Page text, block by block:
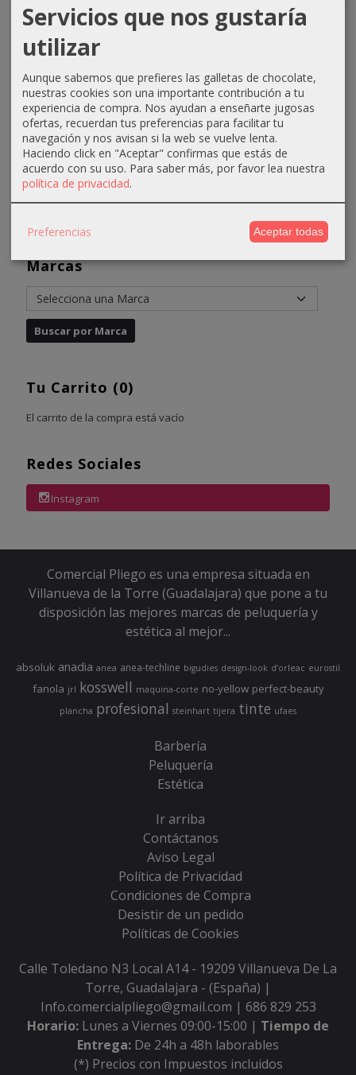
Marcas
Tu Carrito (0)
El carrito de la compra está vacío
Redes Sociales
Instagram
Peeling
ácido
Anadia
20,77 €
22,77 €
Deliner
negro...
3,95 €
4,95 €
Hidratante
50ml ...
12,87 €
14,87 €
Pantalla
50ml
Anadia
14,53 €
Comercial Pliego es una empresa situada en
Villanueva de la Torre (Guadalajara) que pone a tu
disposición las mejores marcas de peluquería y
estética al mejor...
absoluk anadia anea anea-techline bigudies design-look d’orleac eurostil
fanola jrl kosswell maquina-corte no-yellow perfect-beauty
plancha profesional steinhart tijera tinte ufaes
Barbería
Peluquería
Estética
Ir arriba
Contáctanos
Aviso Legal
Política de Privacidad
Condiciones de Compra
Desistir de un pedido
Políticas de Cookies
Calle Toledano N3 Local A14 - 19209 Villanueva De La
Torre, Guadalajara - (España) |
Info.comercialpliego@gmail.com | 686 829 253
Horario: Lunes a Viernes 09:00-15:00 | Tiempo de
Entrega: De 24h a 48h laborables
(*) Precios con Impuestos incluidos
Servicios que nos gustaría
utilizar
Aunque sabemos que prefieres las galletas de chocolate,
nuestras cookies son una importante contribución a tu
experiencia de compra. Nos ayudan a enseñarte jugosas
ofertas, recuerdan tus preferencias para facilitar tu
navegación y nos avisan si la web se vuelve lenta.
Haciendo click en "Aceptar" confirmas que estás de
acuerdo con su uso. Para saber más, por favor lea nuestra
política de privacidad.
Preferencias Aceptar todas